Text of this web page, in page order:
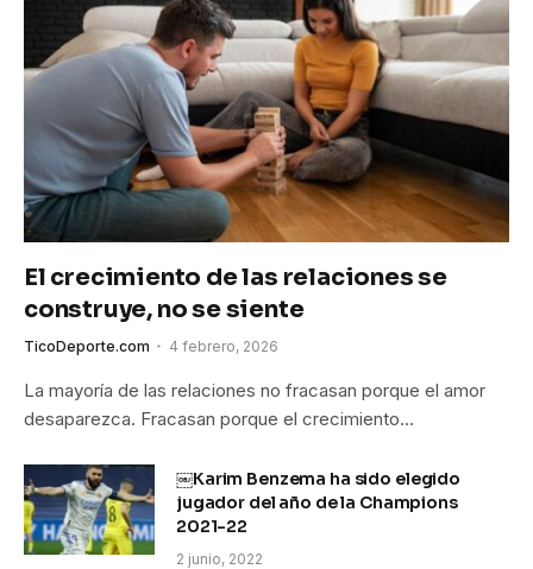
El crecimiento de las relaciones se
construye, no se siente
TicoDeporte.com 4 febrero, 2026
La mayoría de las relaciones no fracasan porque el amor
desaparezca. Fracasan porque el crecimiento…
￼Karim Benzema ha sido elegido
jugador del año de la Champions
2021-22
2 junio, 2022